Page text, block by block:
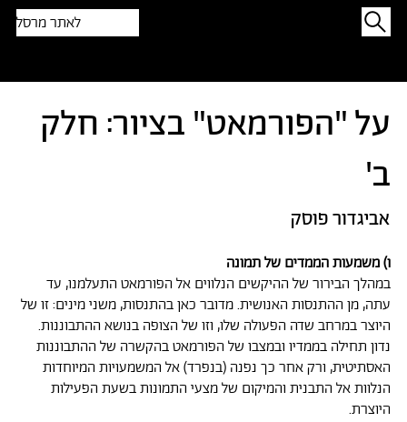
לאתר מרסל
ו) משמעות הממדים של תמונה
במהלך הבירור של ההיקשים הנלווים אל הפורמאט התעלמנו, עד
עתה, מן ההתנסות האנושית. מדובר כאן בהתנסות, משני מינים: זו של
היוצר במרחב שדה הפעולה שלו, וזו של הצופה בנושא ההתבוננות.
נדון תחילה בממדיו ובמצבו של הפורמאט בהקשרה של ההתבוננות
האסתיטית, ורק אחר כך נפנה (בנפרד) אל המשמעויות המיוחדות
הנלוות אל התבנית והמיקום של מצעי התמונות בשעת הפעילות
היוצרת.
על "הפורמאט" בציור: חלק
ב'
אביגדור פוסק